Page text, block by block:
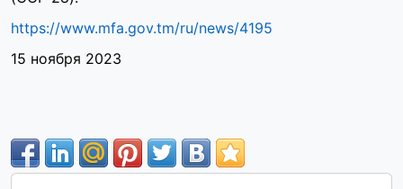
https://www.mfa.gov.tm/ru/news/4195
15 ноября 2023